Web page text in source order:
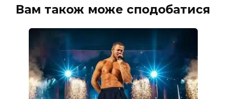
Вам також може сподобатися